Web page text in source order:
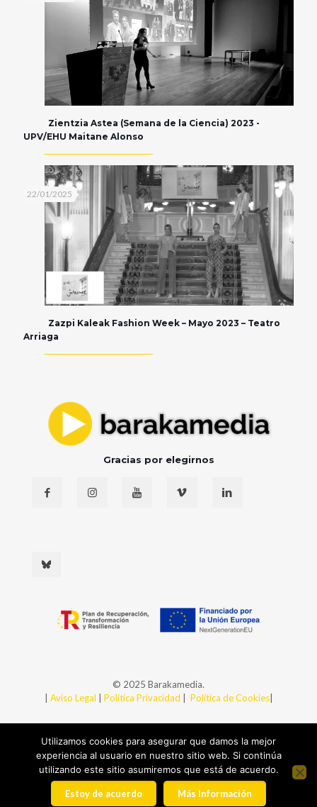
Zientzia Astea (Semana de la Ciencia) 2023 -
UPV/EHU Maitane Alonso
22/01/2025
Zazpi Kaleak Fashion Week – Mayo 2023 – Teatro
Arriaga
Gracias por elegirnos
© 2025 Barakamedia.
| Aviso Legal | Política Privacidad | Política de Cookies|
Utilizamos cookies para asegurar que damos la mejor
experiencia al usuario en nuestro sitio web. Si continúa
utilizando este sitio asumiremos que está de acuerdo.
Estoy de acuerdo Más Información